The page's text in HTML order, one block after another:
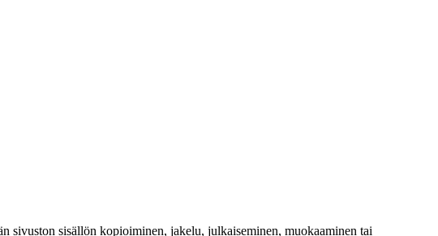
sivuston sisällön kopioiminen, jakelu, julkaiseminen, muokaaminen tai